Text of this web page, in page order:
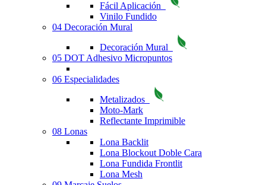
Fácil Aplicación
Vinilo Fundido
04 Decoración Mural
Decoración Mural
05 DOT Adhesivo Micropuntos
06 Especialidades
Metalizados
Moto-Mark
Reflectante Imprimible
08 Lonas
Lona Backlit
Lona Blockout Doble Cara
Lona Fundida Frontlit
Lona Mesh